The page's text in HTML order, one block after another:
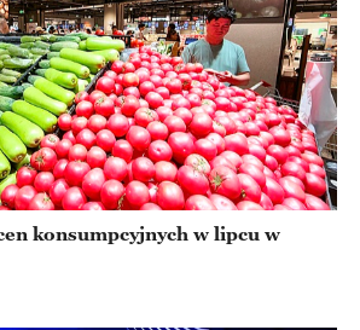
konsumpcyjnych w lipcu w